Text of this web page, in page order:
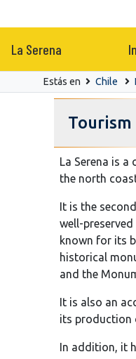
La Serena
Estás en Chile
Tourism
La Serena is
the north
It is the
well-
known for its
historical
and the
It is also an
its production
In addition, it